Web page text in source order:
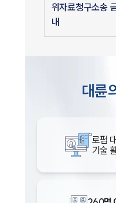
위자료청구소송
내
대륜
로펌
기술